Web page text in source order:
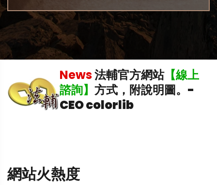
News法輔官方網站【線上
諮詢】 方式，附說明圖。 -
CEO colorlib
網站火熱度